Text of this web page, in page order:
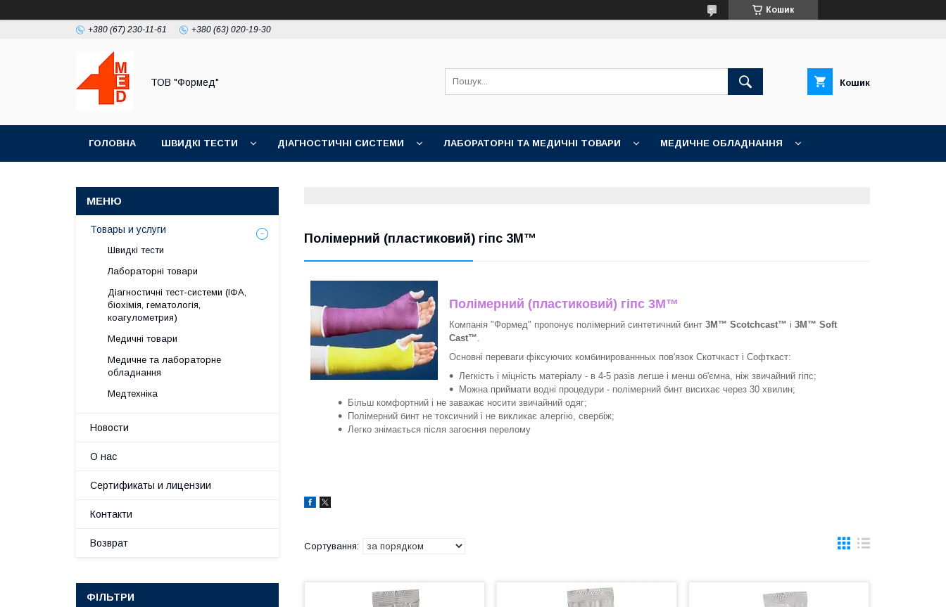
Кошик
+380 (67) 230-11-61 +380 (63) 020-19-30
ТОВ "Формед" Кошик
ГОЛОВНА ШВИДКІ ТЕСТИ ДІАГНОСТИЧНІ СИСТЕМИ ЛАБОРАТОРНІ ТА МЕДИЧНІ ТОВАРИ МЕДИЧНЕ ОБЛАДНАННЯ
Полімерний (пластиковий) гіпс 3M™
Полімерний (пластиковий) гіпс 3M™
Компанія "Формед" пропонує полімерний синтетичний бинт 3M™ Scotchcast™ і 3M™ Soft
Cast™.
Основні переваги фіксуючих комбинированнных пов'язок Скотчкаст і Софткаст:
Легкість і міцність матеріалу - в 4-5 разів легше і менш об'ємна, ніж звичайний гіпс;
Можна приймати водні процедури - полімерний бинт висихає через 30 хвилин;
Більш комфортний і не заважає носити звичайний одяг;
Полімерний бинт не токсичний і не викликає алергію, свербіж;
Легко знімається після загоєння перелому
Товары и услуги
Швидкі тести
Лабораторні товари
Діагностичні тест-системи (ІФА,
біохімія, гематологія,
коагулометрия)
Медичні товари
Медичне та лабораторне
обладнання
Медтехніка
Новости
О нас
Сертификаты и лицензии
Контакти
Возврат
ФІЛЬТРИ